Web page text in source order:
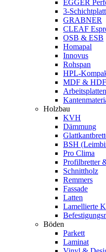
EGGER
3-
GRABNER
CLEAF
OSB & ESB
Homapal
Innovus
Rohspan
HPL-
MDF & HDF
Arbeitsplatten
Holzbau
KVH
Dämmung
BSH
Pro Clima
Profilbretter
Schnittholz
Remmers
Fassade
Latten
Lamellierte
Böden
Parkett
Laminat